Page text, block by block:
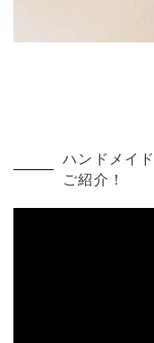
ハンドメイ
ご紹介！